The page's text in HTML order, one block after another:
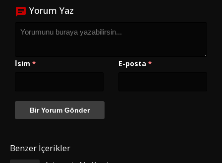
Yorum Yaz
İsim * E-posta *
Benzer İçerikler